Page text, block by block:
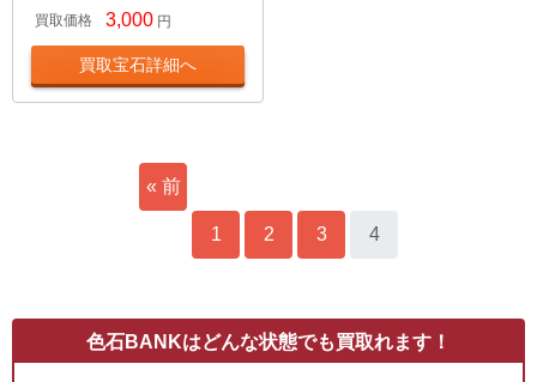
買取価格 3,000 円
買取宝石詳細へ
« 前
1 2 3 4
色石BANKはどんな状態でも買取れます！